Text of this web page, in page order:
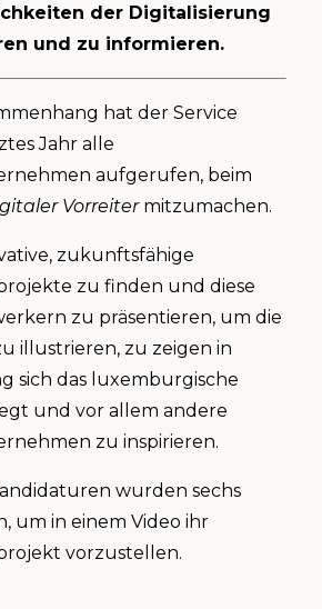
der Digitalisierung
und zu informieren.
hat der Service
Jahr alle
aufgerufen, beim
Vorreitermitzumachen.
zukunftsfähige
zu finden und diese
zu präsentieren, um die
illustrieren, zu zeigen in
sich das luxemburgische
und vor allem andere
zu inspirieren.
wurden sechs
um in einem Video ihr
vorzustellen.